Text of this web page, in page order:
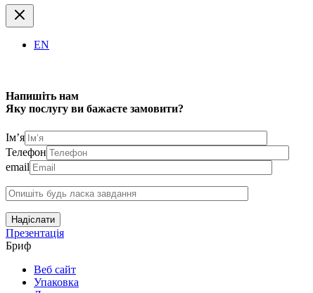
EN
Напишіть нам
Яку послугу ви бажаєте замовити?
Ім’я
Телефон
email
Надіслати
Презентація
Бриф
Веб сайт
Упаковка